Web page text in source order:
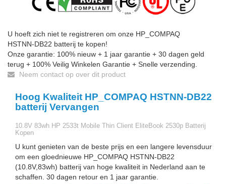
U hoeft zich niet te registreren om onze HP_COMPAQ
HSTNN-DB22 batterij te kopen!
Onze garantie: 100% nieuw + 1 jaar garantie + 30 dagen geld
terug + 100% Veilig Winkelen Garantie + Snelle verzending.
Neem contact op over dit product
Hoog Kwaliteit HP_COMPAQ HSTNN-DB22
batterij Vervangen
10.8V 83wh HP 2533t Mobile Thin Client EliteBook 2530p Batterij
Kopen
U kunt genieten van de beste prijs en een langere levensduur
om een gloednieuwe HP_COMPAQ HSTNN-DB22
(10.8V,83wh) batterij van hoge kwaliteit in Nederland aan te
schaffen. 30 dagen retour en 1 jaar garantie.